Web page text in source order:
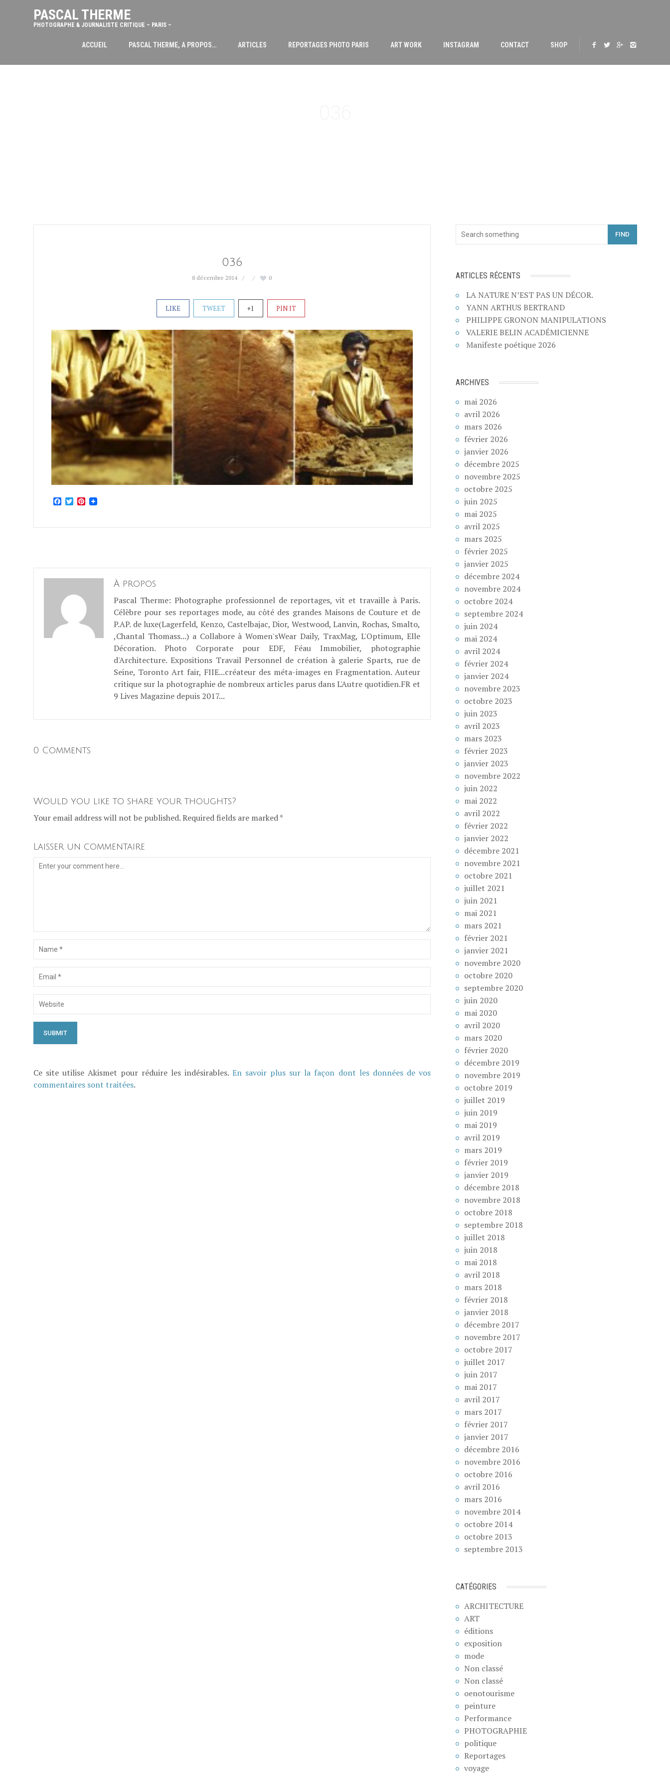
PASCAL THERME
PHOTOGRAPHE & JOURNALISTE CRITIQUE – PARIS –
ACCUEIL PASCAL THERME, A PROPOS… ARTICLES REPORTAGES PHOTO PARIS ART WORK INSTAGRAM CONTACT SHOP
036
8 décembre 2014 0
LIKE TWEET +1 PIN IT
Facebook
TwitterPinterest
À propos
Pascal Therme: Photographe professionnel de reportages, vit et travaille à Paris.
Célèbre pour ses reportages mode, au côté des grandes Maisons de Couture et de
P.AP. de luxe(Lagerfeld, Kenzo, Castelbajac, Dior, Westwood, Lanvin, Rochas, Smalto,
,Chantal Thomass...) a Collabore à Women'sWear Daily, TraxMag, L'Optimum, Elle
Décoration. Photo Corporate pour EDF, Féau Immobilier, photographie
d'Architecture. Expositions Travail Personnel de création à galerie Sparts, rue de
Seine, Toronto Art fair, FIIE...créateur des méta-images en Fragmentation. Auteur
critique sur la photographie de nombreux articles parus dans L'Autre quotidien.FR et
9 Lives Magazine depuis 2017...
0 Comments
Would you like to share your thoughts?
Your email address will not be published. Required fields are marked *
Laisser un commentaire
Ce site utilise Akismet pour réduire les indésirables.En savoir plus sur la façon dont les données de vos
commentaires sont traitées.
FIND
ARTICLES RÉCENTS
LA NATURE N’EST PAS UN DÉCOR.
YANN ARTHUS BERTRAND
PHILIPPE GRONON MANIPULATIONS
VALERIE BELIN ACADÉMICIENNE
Manifeste poétique 2026
ARCHIVES
mai 2026
avril 2026
mars 2026
février 2026
janvier 2026
décembre 2025
novembre 2025
octobre 2025
juin 2025
mai 2025
avril 2025
mars 2025
février 2025
janvier 2025
décembre 2024
novembre 2024
octobre 2024
septembre 2024
juin 2024
mai 2024
avril 2024
février 2024
janvier 2024
novembre 2023
octobre 2023
juin 2023
avril 2023
mars 2023
février 2023
janvier 2023
novembre 2022
juin 2022
mai 2022
avril 2022
février 2022
janvier 2022
décembre 2021
novembre 2021
octobre 2021
juillet 2021
juin 2021
mai 2021
mars 2021
février 2021
janvier 2021
novembre 2020
octobre 2020
septembre 2020
juin 2020
mai 2020
avril 2020
mars 2020
février 2020
décembre 2019
novembre 2019
octobre 2019
juillet 2019
juin 2019
mai 2019
avril 2019
mars 2019
février 2019
janvier 2019
décembre 2018
novembre 2018
octobre 2018
septembre 2018
juillet 2018
juin 2018
mai 2018
avril 2018
mars 2018
février 2018
janvier 2018
décembre 2017
novembre 2017
octobre 2017
juillet 2017
juin 2017
mai 2017
avril 2017
mars 2017
février 2017
janvier 2017
décembre 2016
novembre 2016
octobre 2016
avril 2016
mars 2016
novembre 2014
octobre 2014
octobre 2013
septembre 2013
CATÉGORIES
ARCHITECTURE
ART
éditions
exposition
mode
Non classé
Non classé
oenotourisme
peinture
Performance
PHOTOGRAPHIE
politique
Reportages
voyage